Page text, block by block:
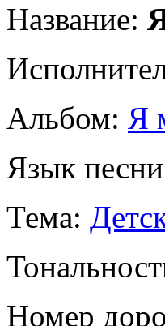
Название:
Альбом: Я
Язык
Тема:
Номер